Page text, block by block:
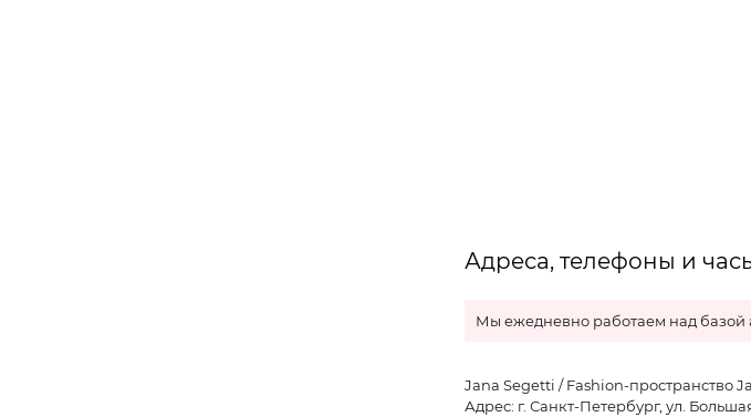
Адреса, телефоны и
Мы ежедневно работаем над базой
Jana Segetti / Fashion-пространство
Адрес: г. Санкт-Петербург, ул.